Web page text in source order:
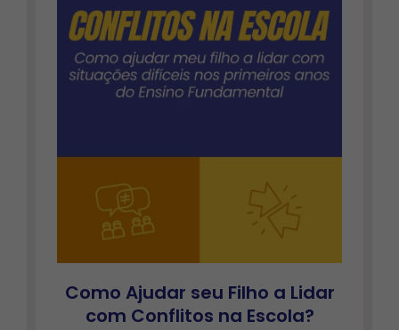
Como Ajudar seu Filho a Lidar
com Conflitos na Escola?